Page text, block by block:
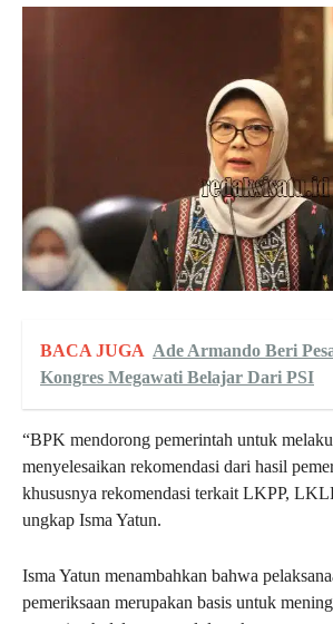
BACA JUGA Ade Armando Beri
Kongres Megawati Belajar Dari PSI
“BPK mendorong pemerintah untuk
menyelesaikan rekomendasi dari hasil
khususnya rekomendasi terkait LKPP,
ungkap Isma Yatun.
Isma Yatun menambahkan bahwa
pemeriksaan merupakan basis untuk